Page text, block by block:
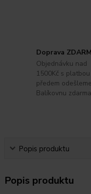
Doprava
Objednávku nad
1500Kč s platbou
předem
Balíkovnu
Popis produktu
Popis produktu